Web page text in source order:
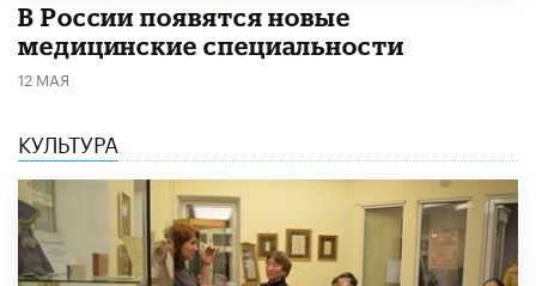
В России появятся новые
медицинские специальности
12 МАЯ
КУЛЬТУРА